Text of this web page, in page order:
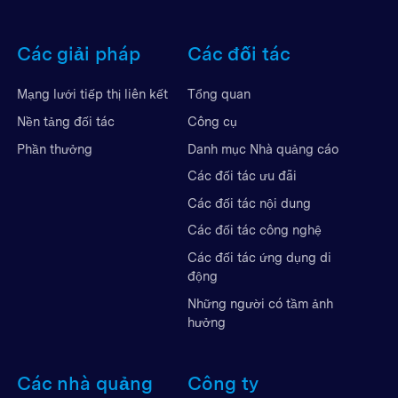
Các giải pháp
Mạng lưới tiếp thị liên kết
Nền tảng đối tác
Phần thưởng
Các đối tác
Tổng quan
Công cụ
Danh mục Nhà quảng cáo
Các đối tác ưu đãi
Các đối tác nội dung
Các đối tác công nghệ
Các đối tác ứng dụng di
động
Những người có tầm ảnh
hưởng
Các nhà quảng
Công ty